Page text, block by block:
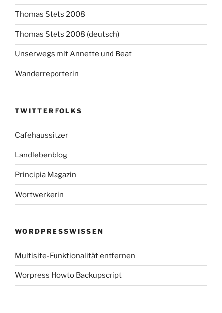
Thomas Stets 2008
Thomas Stets 2008 (deutsch)
Unserwegs mit Annette und Beat
Wanderreporterin
TWITTERFOLKS
Cafehaussitzer
Landlebenblog
Principia Magazin
Wortwerkerin
WORDPRESSWISSEN
Multisite-Funktionalität entfernen
Worpress Howto Backupscript